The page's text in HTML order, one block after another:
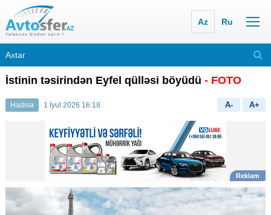
Az Ru
İstinin təsirindən Eyfel qülləsi böyüdü - FOTO
Hadisə 1 İyul 2026 16:18 A- A+